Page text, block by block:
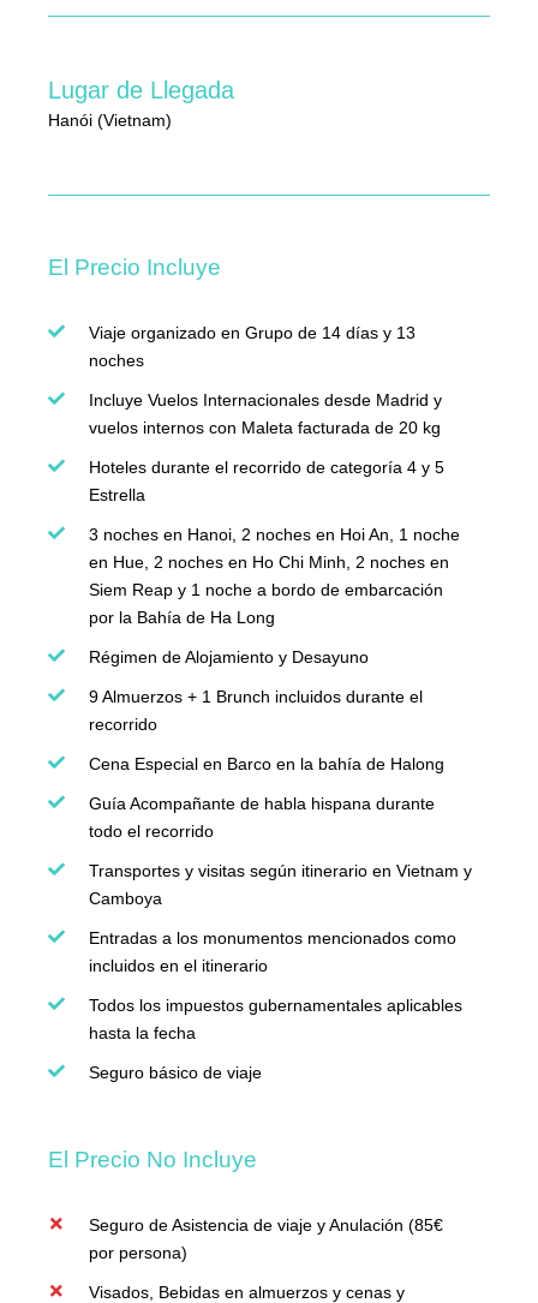
Lugar de Llegada
Hanói (Vietnam)
El Precio Incluye
Viaje organizado en Grupo de 14 días y 13
noches
Incluye Vuelos Internacionales desde Madrid y
vuelos internos con Maleta facturada de 20 kg
Hoteles durante el recorrido de categoría 4 y 5
Estrella
3 noches en Hanoi, 2 noches en Hoi An, 1 noche
en Hue, 2 noches en Ho Chi Minh, 2 noches en
Siem Reap y 1 noche a bordo de embarcación
por la Bahía de Ha Long
Régimen de Alojamiento y Desayuno
9 Almuerzos + 1 Brunch incluidos durante el
recorrido
Cena Especial en Barco en la bahía de Halong
Guía Acompañante de habla hispana durante
todo el recorrido
Transportes y visitas según itinerario en Vietnam y
Camboya
Entradas a los monumentos mencionados como
incluidos en el itinerario
Todos los impuestos gubernamentales aplicables
hasta la fecha
Seguro básico de viaje
El Precio No Incluye
Seguro de Asistencia de viaje y Anulación (85€
por persona)
Visados, Bebidas en almuerzos y cenas y